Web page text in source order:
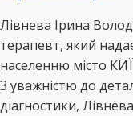
Лівнева Ірина
терапевт, який
населенню місто
З уважністю до
діагностики,